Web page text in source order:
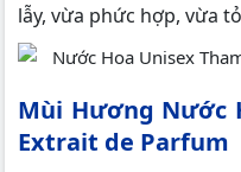
lẫy, vừa phức hợp, vừa
Mùi Hương Nước
Extrait de Parfum